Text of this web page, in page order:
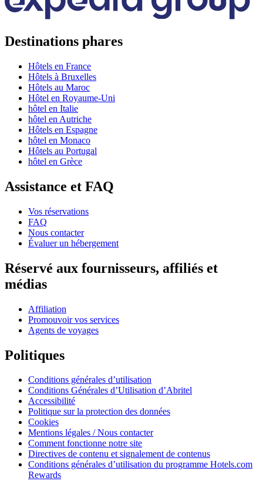
Destinations phares
Hôtels en France
Hôtels à Bruxelles
Hôtels au Maroc
Hôtel en Royaume-Uni
hôtel en Italie
hôtel en Autriche
Hôtels en Espagne
hôtel en Monaco
Hôtels au Portugal
hôtel en Grèce
Assistance et FAQ
Vos réservations
FAQ
Nous contacter
Évaluer un hébergement
Réservé aux fournisseurs, affiliés et
médias
Affiliation
Promouvoir vos services
Agents de voyages
Politiques
Conditions générales d’utilisation
Conditions Générales d’Utilisation d’Abritel
Accessibilité
Politique sur la protection des données
Cookies
Mentions légales / Nous contacter
Comment fonctionne notre site
Directives de contenu et signalement de contenus
Conditions générales d’utilisation du programme Hotels.com
Rewards